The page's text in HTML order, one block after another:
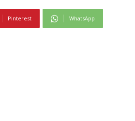
Pinterest WhatsApp